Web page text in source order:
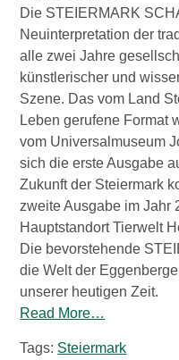
Die STEIERMARK
Neuinterpretation der
alle zwei Jahre
künstlerischer und
Szene. Das vom Land
Leben gerufene Format
vom Universalmuseum
sich die erste Ausgabe
Zukunft der Steiermark
zweite Ausgabe im Jahr
Hauptstandort Tierwelt
Die bevorstehende
die Welt der
unserer heutigen Zeit.
Read More…
Tags: Steiermark